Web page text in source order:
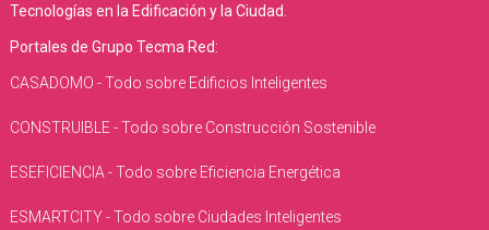
Tecnologías en la Edificación y la Ciudad.
Portales de Grupo Tecma Red:
CASADOMO - Todo sobre Edificios Inteligentes
CONSTRUIBLE - Todo sobre Construcción Sostenible
ESEFICIENCIA - Todo sobre Eficiencia Energética
ESMARTCITY - Todo sobre Ciudades Inteligentes